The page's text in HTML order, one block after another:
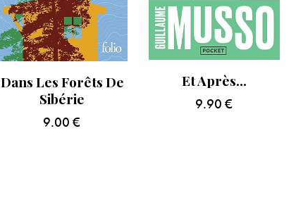
Dans Les Forêts De
Sibérie
9.00 €
Et Après…
9.90 €